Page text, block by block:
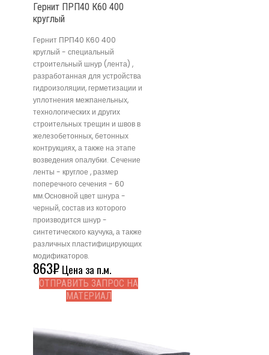
Гернит ПРП40 К60 400
круглый
Гернит ПРП40 К60 400
круглый - специальный
строительный шнур (лента) ,
разработанная для устройства
гидроизоляции, герметизации и
уплотнения межпанельных,
технологических и других
строительных трещин и швов в
железобетонных, бетонных
контрукциях, а также на этапе
возведения опалубки. Сечение
ленты - круглое , размер
поперечного сечения - 60
мм.Основной цвет шнура -
черный, состав из которого
производится шнур -
синтетического каучука, а также
различных пластифицирующих
модификаторов.
863₽Цена за п.м.
ОТПРАВИТЬ ЗАПРОС НА
МАТЕРИАЛ